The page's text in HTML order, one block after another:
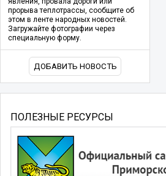
прорыва теплотрассы, сообщите об
этом в ленте народных новостей.
Загружайте фотографии через
специальную форму.
ДОБАВИТЬ НОВОСТЬ
ПОЛЕЗНЫЕ РЕСУРСЫ